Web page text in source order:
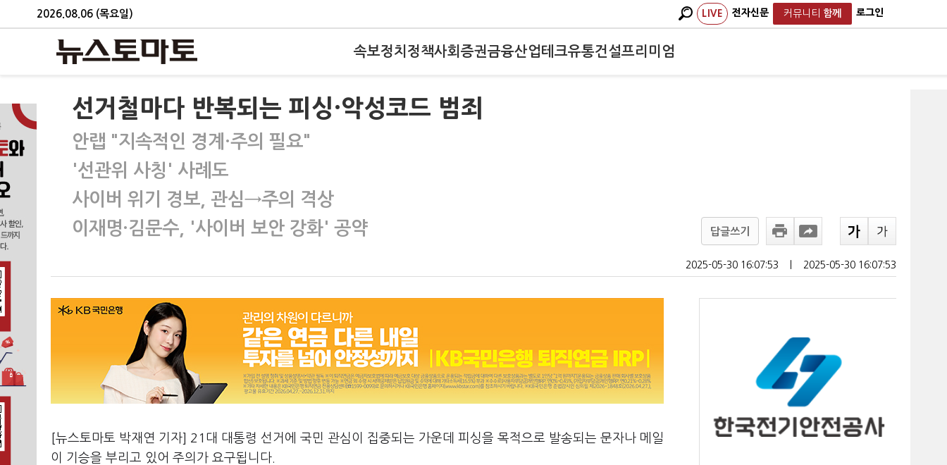
2026.08.06 (목요일) LIVE 전자신문 커뮤니티 함께 로그인
속보정치 정책사회 증권금융산업테크유통건설프리미엄
선거철마다 반복되는 피싱·악성코드 범죄
안랩 "지속적인 경계·주의 필요"
'선관위 사칭' 사례도
사이버 위기 경보, 관심→주의 격상
이재명·김문수, '사이버 보안 강화' 공약
답글쓰기
2025-05-30 16:07:53 2025-05-30 16:07:53
[뉴스토마토 박재연 기자] 21대 대통령 선거에 국민 관심이 집중되는 가운데 피싱을 목적으로 발송되는 문자나 메일
이 기승을 부리고 있어 주의가 요구됩니다.